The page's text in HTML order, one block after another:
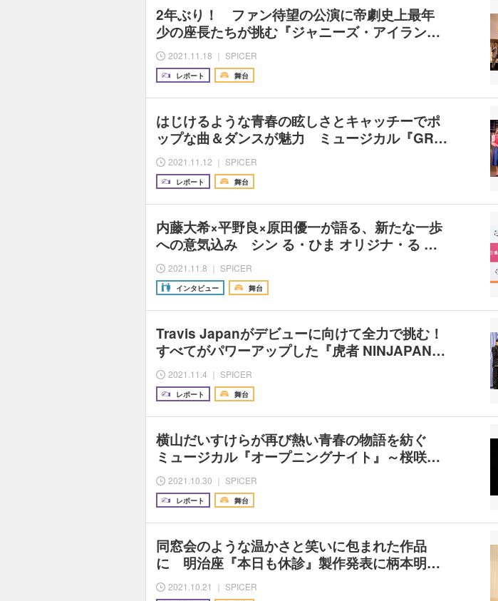
2年ぶり！ ファン待望の公演に帝劇史上最年
少の座長たちが挑む『ジャニーズ・アイラン…
2021.11.18 ｜ SPICER
レポート 舞台
はじけるような青春の眩しさとキャッチーでポ
ップな曲＆ダンスが魅力 ミュージカル『GR…
2021.11.12 ｜ SPICER
レポート 舞台
内藤大希×平野良×原田優一が語る、新たな一歩
への意気込み シン る・ひま オリジナ・る …
2021.11.8 ｜ SPICER
インタビュー 舞台
Travis Japanがデビューに向けて全力で挑む！
すべてがパワーアップした『虎者 NINJAPAN…
2021.11.4 ｜ SPICER
レポート 舞台
横山だいすけらが再び熱い青春の物語を紡ぐ
ミュージカル『オープニングナイト』～桜咲…
2021.10.30 ｜ SPICER
レポート 舞台
同窓会のような温かさと笑いに包まれた作品
に 明治座『本日も休診』製作発表に柄本明…
2021.10.21 ｜ SPICER